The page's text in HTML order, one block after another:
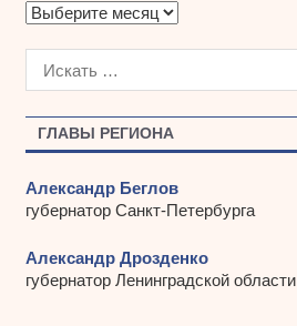
ГЛАВЫ РЕГИОНА
Александр Беглов
губернатор Санкт-Петербурга
Александр Дрозденко
губернатор Ленинградской области
А
х
ы